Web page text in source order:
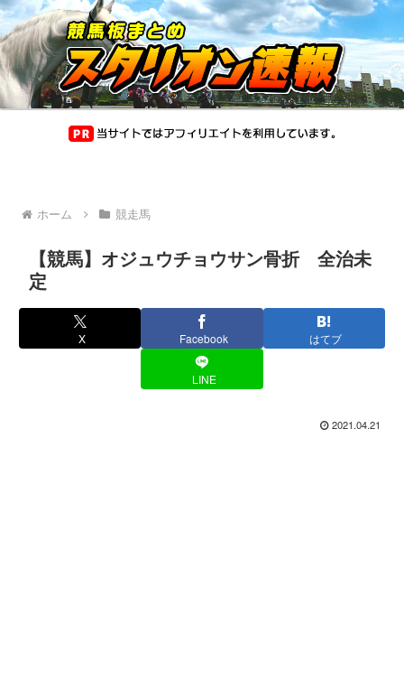
ホーム 競走馬
【競馬】オジュウチョウサン骨折 全治未
定
X Facebook はてブ
LINE
2021.04.21